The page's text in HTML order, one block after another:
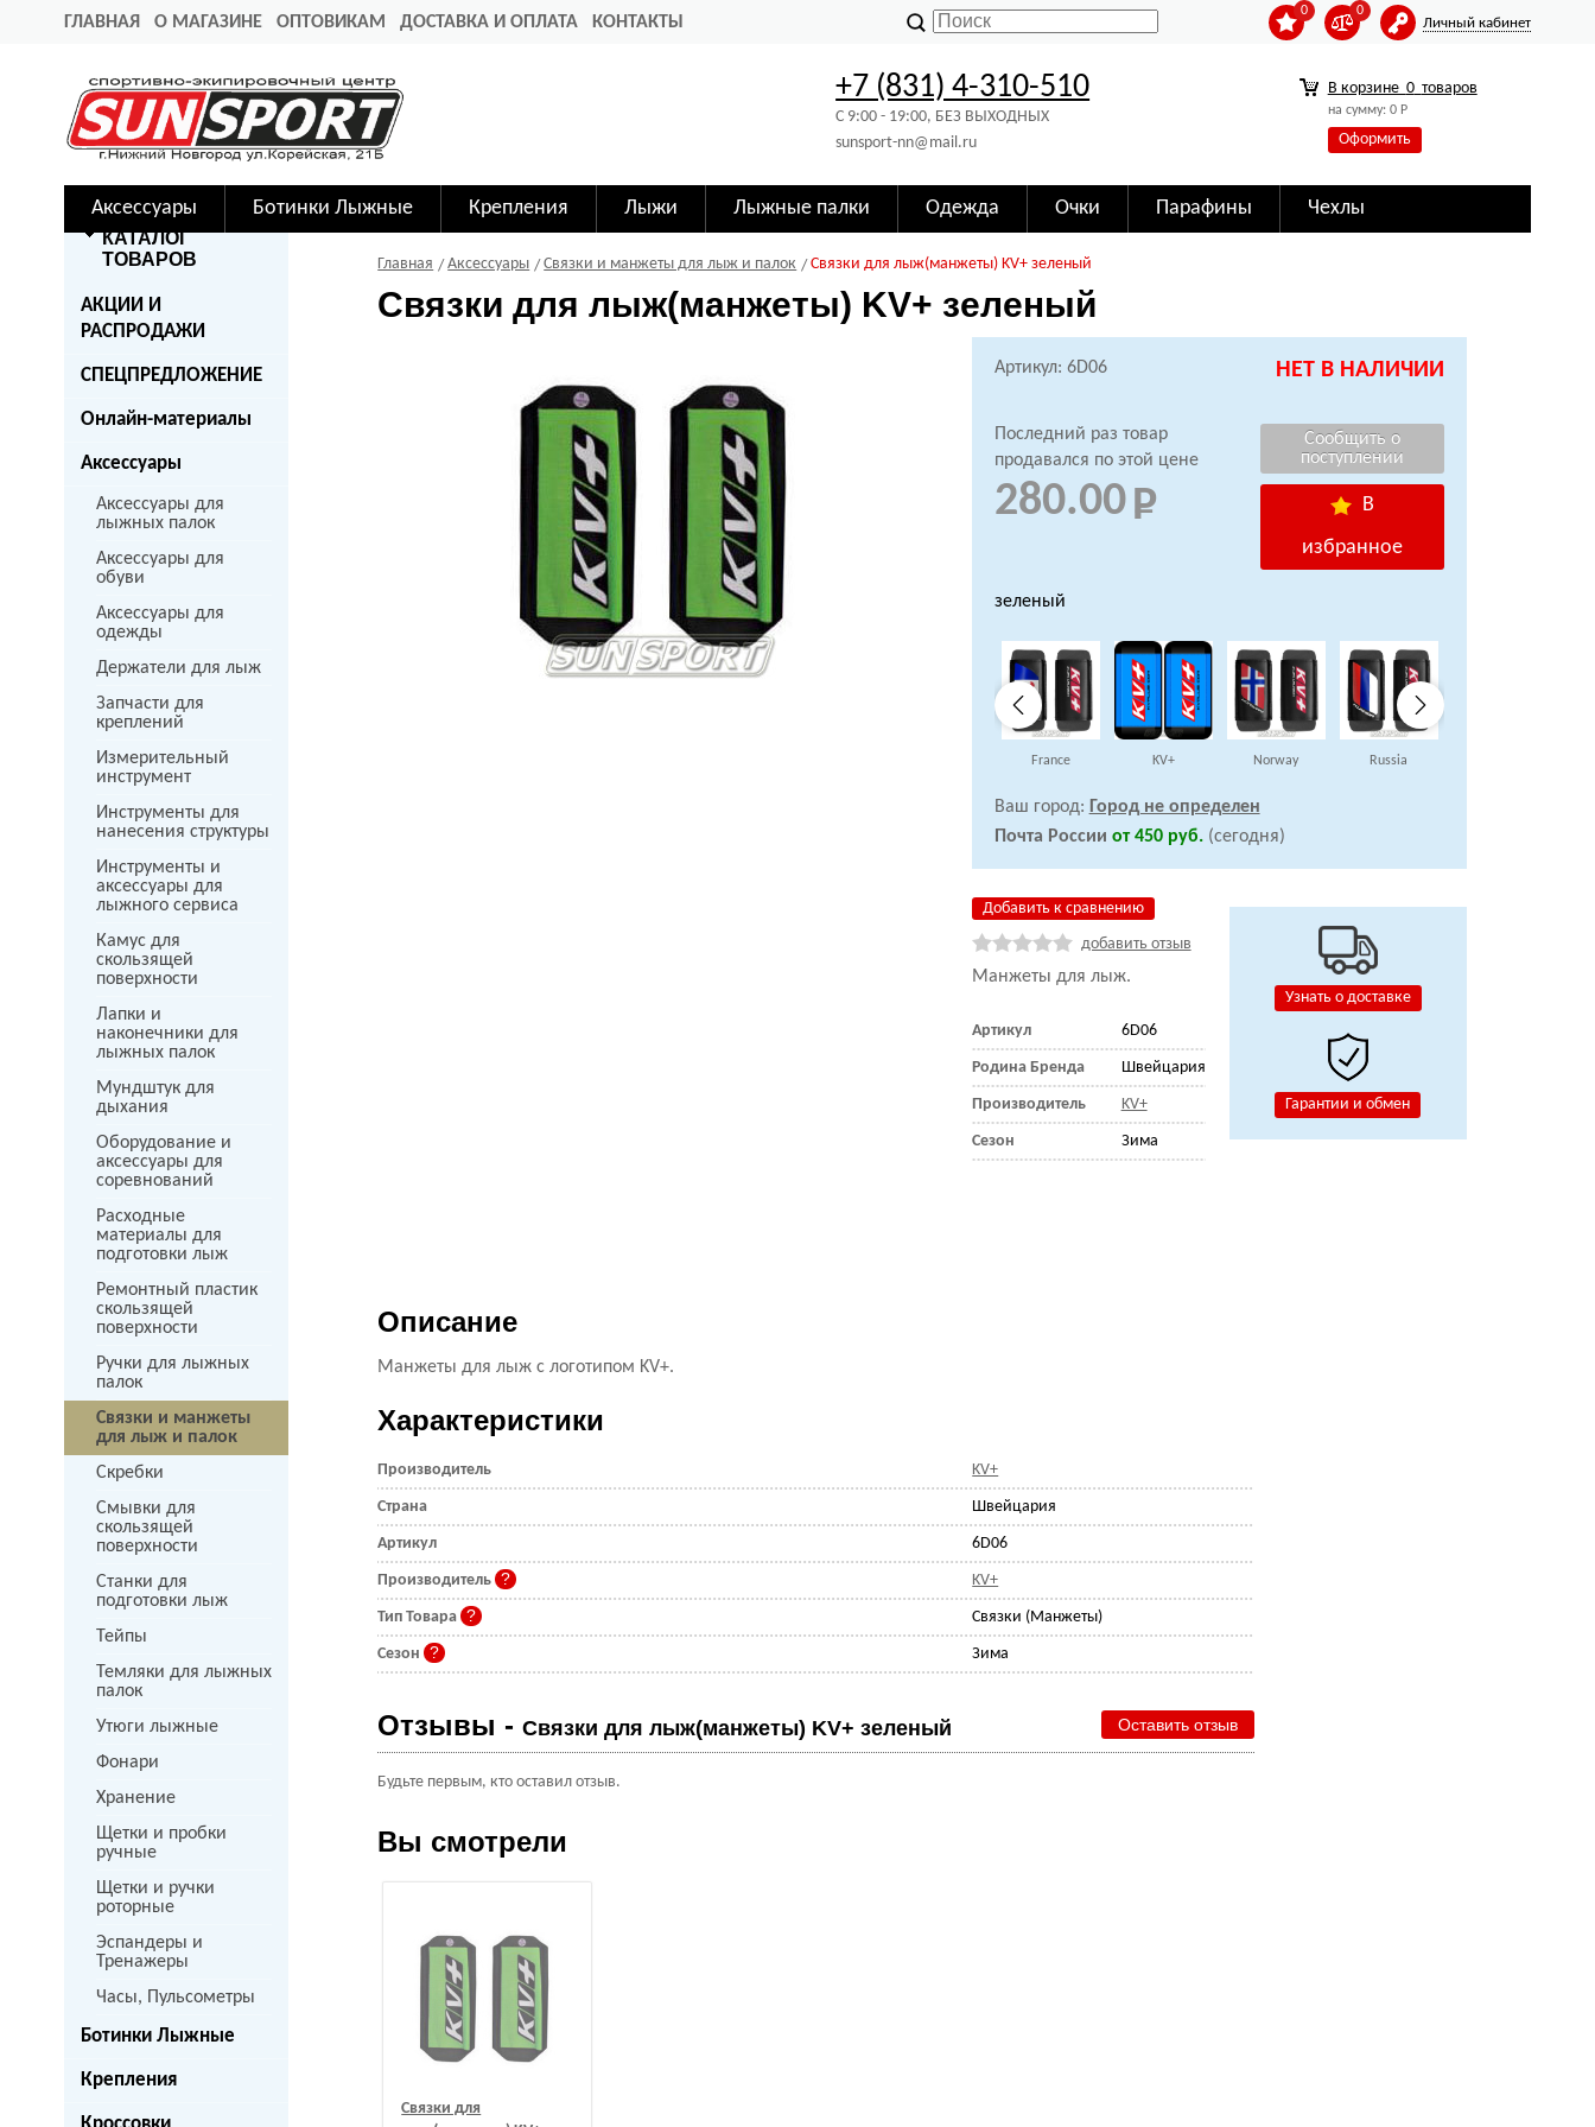
ГЛАВНАЯ О МАГАЗИНЕ ОПТОВИКАМ ДОСТАВКА И ОПЛАТА КОНТАКТЫ Личный кабинет
0
0
+7 (831) 4-310-510
C 9:00 - 19:00, БЕЗ ВЫХОДНЫХ
sunsport-nn@mail.ru
В корзине 0 товаров
на сумму: 0Р
Оформить
Аксессуары Ботинки Лыжные Крепления Лыжи Лыжные палки Одежда Очки Парафины Чехлы
КАТАЛОГ
ТОВАРОВ
АКЦИИ И
РАСПРОДАЖИ
СПЕЦПРЕДЛОЖЕНИЕ
Онлайн-материалы
Аксессуары
Аксессуары для
лыжных палок
Аксессуары для
обуви
Аксессуары для
одежды
Держатели для лыж
Запчасти для
креплений
Измерительный
инструмент
Инструменты для
нанесения структуры
Инструменты и
аксессуары для
лыжного сервиса
Камус для
скользящей
поверхности
Лапки и
наконечники для
лыжных палок
Мундштук для
дыхания
Оборудование и
аксессуары для
соревнований
Расходные
материалы для
подготовки лыж
Ремонтный пластик
скользящей
поверхности
Ручки для лыжных
палок
Связки и манжеты
для лыж и палок
Скребки
Смывки для
скользящей
поверхности
Станки для
подготовки лыж
Тейпы
Темляки для лыжных
палок
Утюги лыжные
Фонари
Хранение
Щетки и пробки
ручные
Щетки и ручки
роторные
Эспандеры и
Тренажеры
Часы, Пульсометры
Ботинки Лыжные
Крепления
Главная Аксессуары Связки и манжеты для лыж и палок Связки для лыж(манжеты) KV+ зеленый
Связки для лыж(манжеты) KV+ зеленый
Артикул: 6D06 НЕТ В НАЛИЧИИ
Последний раз товар
продавался по этой цене
280.00
В
избранное
зеленый
France KV+ Norway Russia
Ваш город: Город не определен
Почта России от 450 руб. (сегодня)
Добавить к сравнению
добавить отзыв
Манжеты для лыж.
Артикул 6D06
Родина Бренда Швейцария
Производитель KV+
Сезон Зима
Узнать о доставке
Гарантии и обмен
Описание
Манжеты для лыж с логотипом KV+.
Характеристики
Производитель KV+
Страна Швейцария
Артикул 6D06
Производитель KV+
Тип Товара Связки (Манжеты)
Сезон Зима
Отзывы -Связки для лыж(манжеты) KV+ зеленый Оставить отзыв
Будьте первым, кто оставил отзыв.
Вы смотрели
Связки для